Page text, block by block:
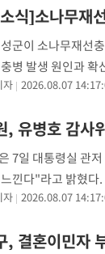
원장에 김태유 서
발언' 진종오·서범
수입 27.5%↑…무
식]소나무재
군이 소나무재선
병 발생 원인과 확
회의에서는 감염목
자 2026.08.07
, 유병호 감사
7일 대통령실 관
낀다"라고 밝혔다
했다"라며 이같이
자 2026.08.07
, 결혼이민자